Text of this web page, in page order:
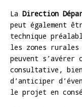
La Direction
peut également
technique
les zones
peuvent s’avérer
consultative,
d’anticiper
le projet en